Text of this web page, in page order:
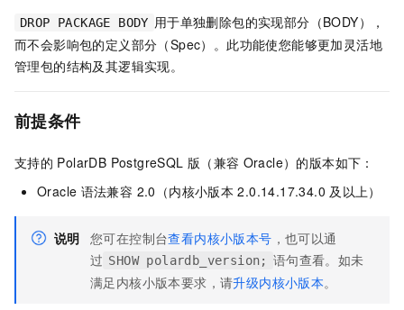
DROP PACKAGE BODY 用于单独删除包的实现部分（BODY），
而不会影响包的定义部分（Spec）。此功能使您能够更加灵活地
管理包的结构及其逻辑实现。
前提条件
支持的 PolarDB PostgreSQL 版（兼容 Oracle） 的版本如下：
Oracle 语法兼容 2.0 （内核小版本 2.0.14.17.34.0 及以上）
说明 您可在控制台查看内核小版本号 ，也可以通
过 SHOW polardb_version;
语句查看。如未
满足内核小版本要求，请升级内核小版本。